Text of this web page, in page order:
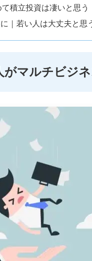
て積立投資は凄いと思う
｜若い人は大丈夫と思
がマルチビジ